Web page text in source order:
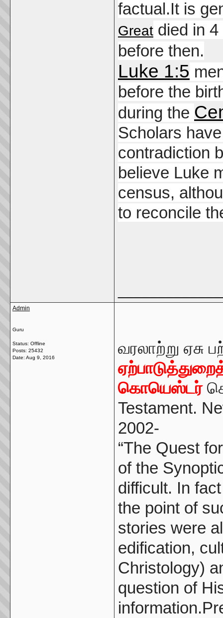
factual.It is
Great died in
before then.
Luke 1:5
before the
during the
Scholars
contradiction
believe Luke
census,
to reconcile
Admin
Guru
Status: Offline
Posts: 25432
Date: Aug 9, 2016
வரலாற்று ஏசு
கொயெஸ்டர்
Testament.
2002-
“The Quest
of the
difficult. In
the point of
stories were
edification,
Christology)
question of